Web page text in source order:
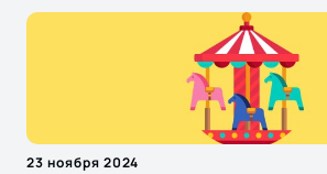
23 ноября 2024